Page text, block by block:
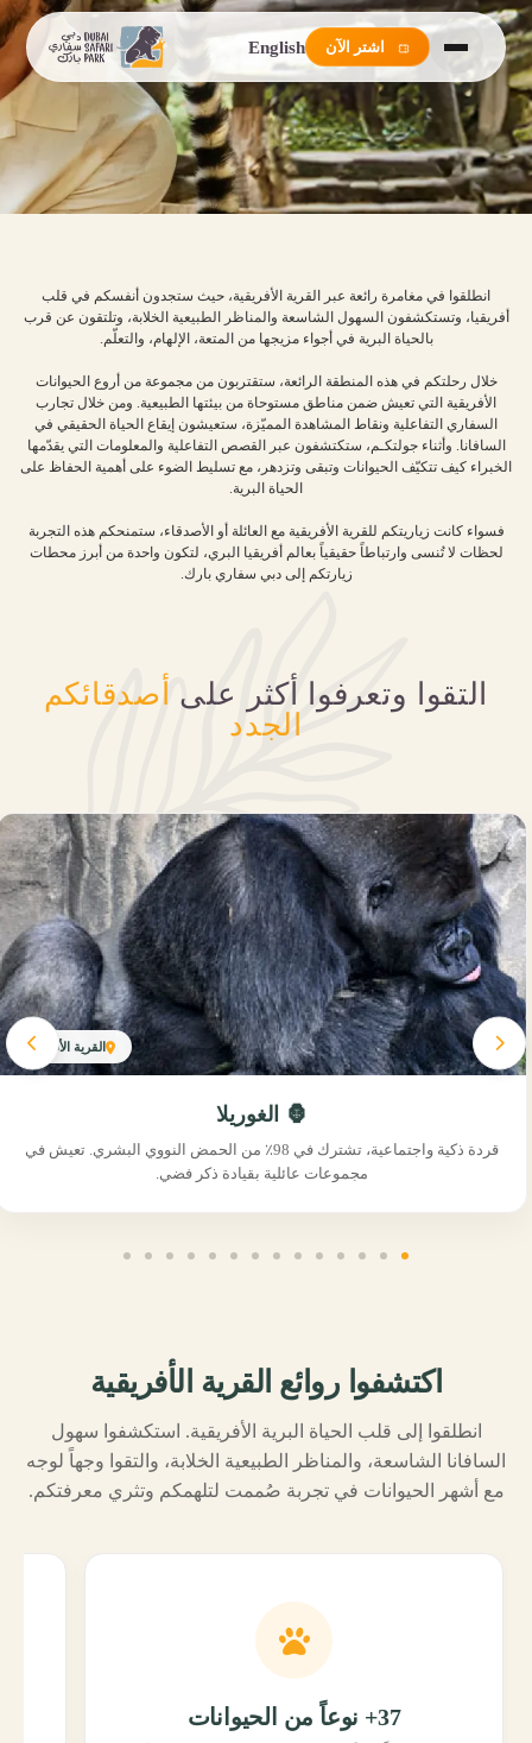
English اشتر الآن
انطلقوا في مغامرة رائعة عبر القرية الأفريقية، حيث ستجدون أنفسكم في قلب
أفريقيا، وتستكشفون السهول الشاسعة والمناظر الطبيعية الخلابة، وتلتقون عن قرب
بالحياة البرية في أجواء مزيجها من المتعة، الإلهام، والتعلّم.
خلال رحلتكم في هذه المنطقة الرائعة، ستقتربون من مجموعة من أروع الحيوانات
الأفريقية التي تعيش ضمن مناطق مستوحاة من بيئتها الطبيعية. ومن خلال تجارب
السفاري التفاعلية ونقاط المشاهدة المميّزة، ستعيشون إيقاع الحياة الحقيقي في
السافانا. وأثناء جولتكـم، ستكتشفون عبر القصص التفاعلية والمعلومات التي يقدّمها
الخبراء كيف تتكيّف الحيوانات وتبقى وتزدهر، مع تسليط الضوء على أهمية الحفاظ على
الحياة البرية.
فسواء كانت زياريتكم للقرية الأفريقية مع العائلة أو الأصدقاء، ستمنحكم هذه التجربة
لحظات لا تُنسى وارتباطاً حقيقياً بعالم أفريقيا البري، لتكون واحدة من أبرز محطات
زيارتكم إلى دبي سفاري بارك.
التقوا وتعرفوا أكثر على
أصدقائكم
الجدد
القرية الأفريقية
🦍 الغوريلا
قردة ذكية واجتماعية، تشترك في 98٪ من الحمض النووي البشري. تعيش في
مجموعات عائلية بقيادة ذكر فضي.
اكتشفوا روائع القرية الأفريقية
انطلقوا إلى قلب الحياة البرية الأفريقية. استكشفوا سهول
السافانا الشاسعة، والمناظر الطبيعية الخلابة، والتقوا وجهاً لوجه
مع أشهر الحيوانات في تجربة صُممت لتلهمكم وتثري معرفتكم.
37+ نوعاً من الحيوانات